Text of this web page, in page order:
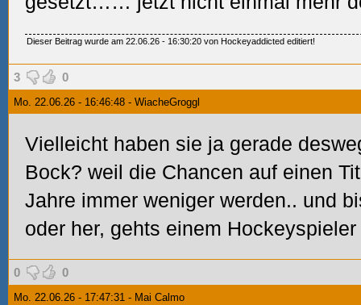
Dieser Beitrag wurde am 22.06.26 - 16:30:20 von Hockeyaddicted editiert!
3 0
Mo. 22.06.26 - 16:46:48 - WiacheGroggl
Vielleicht haben sie ja gerade
Bock? weil die Chancen auf einen
Jahre immer weniger werden.. und
oder her, gehts einem
0 0
Mo. 22.06.26 - 17:47:31 - Mai Calmo